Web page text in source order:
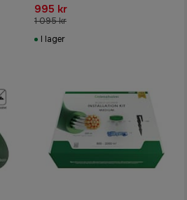
995 kr
1 095 kr
I lager